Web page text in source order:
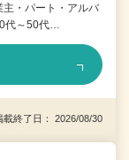
・パート・アルバ
代～50代…
終了日： 2026/08/30